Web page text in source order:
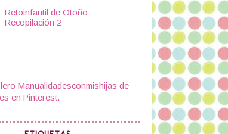
Retoinfantil de Otoño:
Recopilación 2
Manualidadesconmishijas de
en Pinterest.